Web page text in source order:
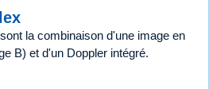
la combinaison d'une image en
B) et d'un Doppler intégré.